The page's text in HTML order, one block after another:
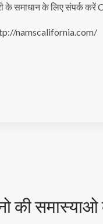
के समाधान के लिए संपर्क करें
namscalifornia.com/
की समास्याओ